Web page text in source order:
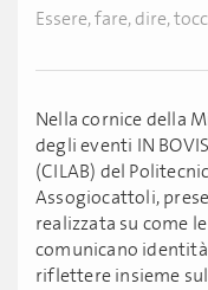
Essere, fare, dire,
Nella cornice della
degli eventi IN
(CILAB) del
Assogiocattoli,
realizzata su come
comunicano identità
riflettere insieme